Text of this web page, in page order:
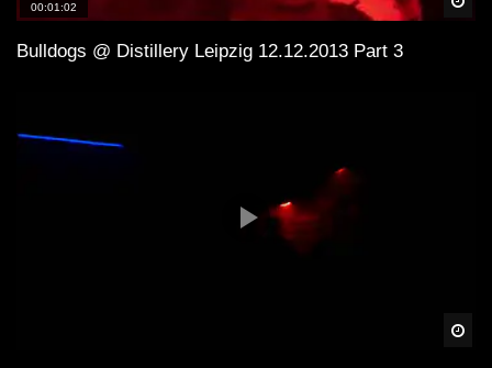
00:01:02
Bulldogs @ Distillery Leipzig 12.12.2013 Part 3